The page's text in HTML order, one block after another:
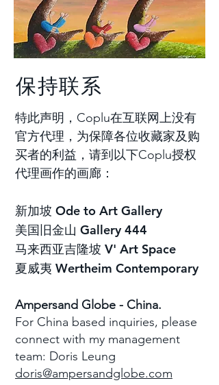
保持联系
特此声明，Coplu在互联网上没有
官方代理，为保障各位收藏家及购
买者的利益，请到以下Coplu授权
代理画作的画廊：
新加坡 Ode to Art Gallery
美国旧金山 Gallery 444
马来西亚吉隆坡 V' Art Space
夏威夷 Wertheim Contemporary
Ampersand Globe - China.
For China based inquiries, please
connect with my management
team: Doris Leung
doris@ampersandglobe.com